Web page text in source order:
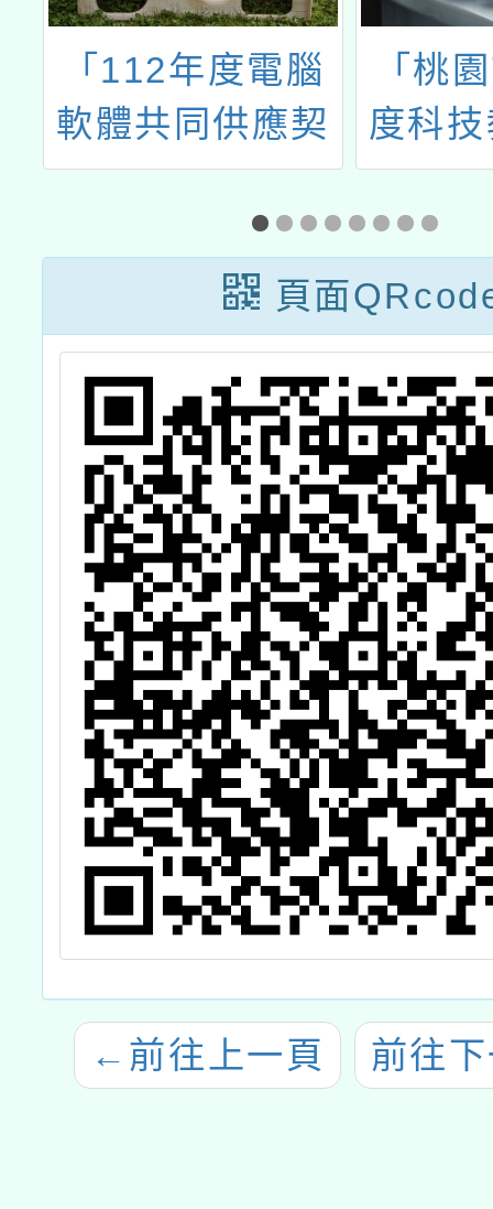
「112年度電腦
軟體共同供應契
約採購－政府機
關推廣說明會」
「桃
度科
實作
頁面
← 前往上一頁 前往